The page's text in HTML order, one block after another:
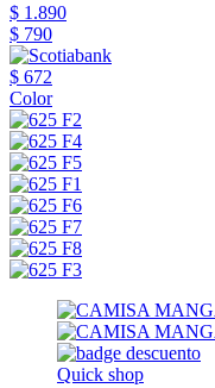
$ 1.890
$ 790
$ 672
Color
Quick shop